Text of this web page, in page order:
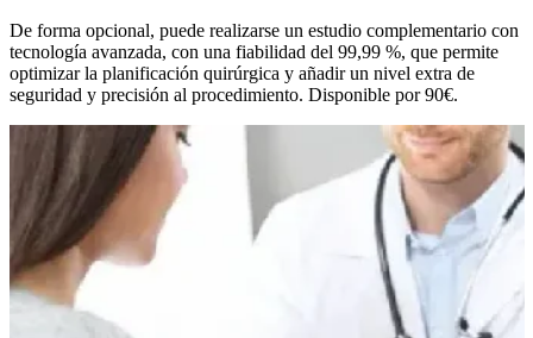
De forma opcional, puede realizarse un estudio complementario con
tecnología avanzada, con una fiabilidad del 99,99 %, que permite
optimizar la planificación quirúrgica y añadir un nivel extra de
seguridad y precisión al procedimiento. Disponible por 90€.